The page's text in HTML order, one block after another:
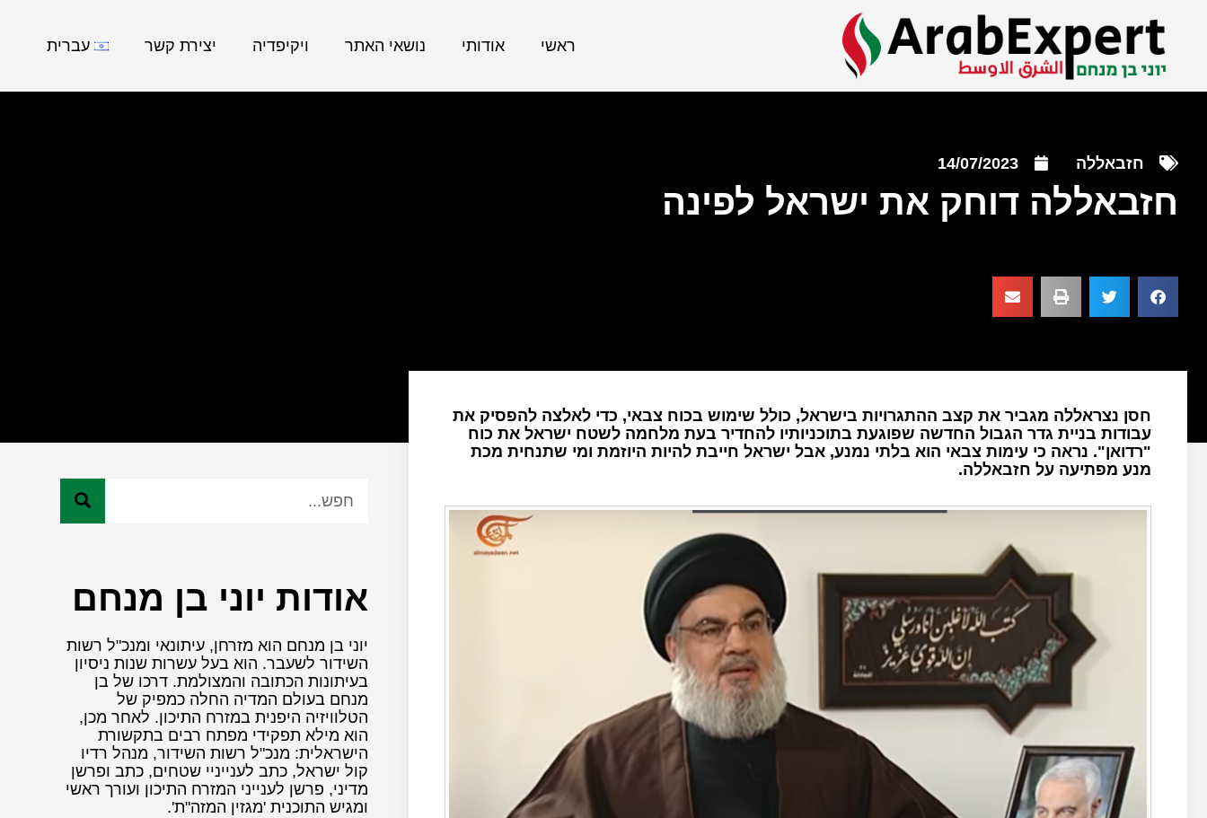
ראשי אודותי נושאי האתר ויקיפדיה יצירת קשר עברית
חזבאללה 14/07/2023
חזבאללה דוחק את ישראל לפינה
חסן נצראללה מגביר את קצב ההתגרויות בישראל, כולל שימוש בכוח צבאי, כדי לאלצה להפסיק את
עבודות בניית גדר הגבול החדשה שפוגעת בתוכניותיו להחדיר בעת מלחמה לשטח ישראל את כוח
"רדואן". נראה כי עימות צבאי הוא בלתי נמנע, אבל ישראל חייבת להיות היוזמת ומי שתנחית מכת
מנע מפתיעה על חזבאללה.
אודות יוני בן מנחם
יוני בן מנחם הוא מזרחן, עיתונאי ומנכ"ל רשות
השידור לשעבר. הוא בעל עשרות שנות ניסיון
בעיתונות הכתובה והמצולמת. דרכו של בן
מנחם בעולם המדיה החלה כמפיק של
הטלוויזיה היפנית במזרח התיכון. לאחר מכן,
הוא מילא תפקידי מפתח רבים בתקשורת
הישראלית: מנכ"ל רשות השידור, מנהל רדיו
קול ישראל, כתב לענייניי שטחים, כתב ופרשן
מדיני, פרשן לענייני המזרח התיכון ועורך ראשי
ומגיש התוכנית 'מגזין המזה"ת'.